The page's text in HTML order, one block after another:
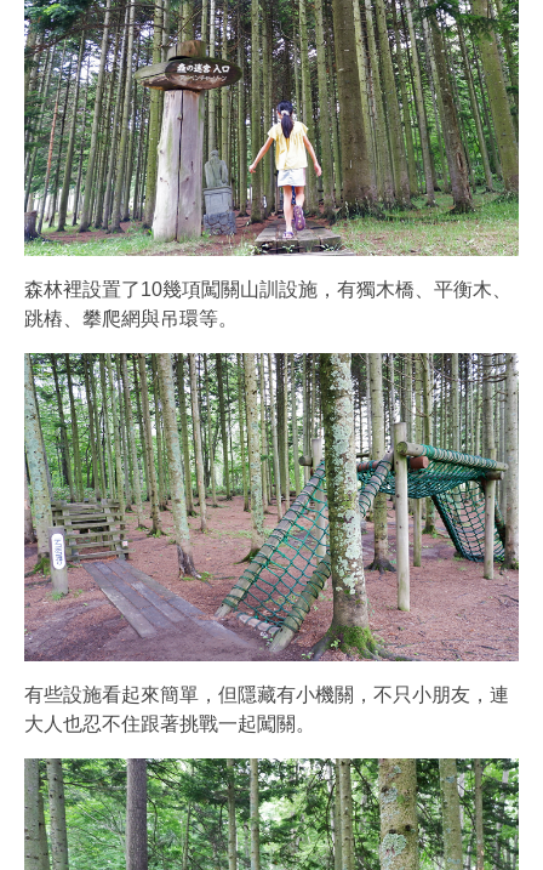
森林裡設置了10幾項闖關山訓設施，有獨木橋、平衡木、
跳樁、攀爬網與吊環等。
有些設施看起來簡單，但隱藏有小機關，不只小朋友，連
大人也忍不住跟著挑戰一起闖關。